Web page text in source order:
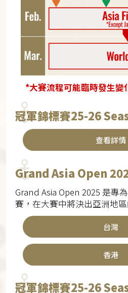
*大賽流程可能臨時發生變
冠軍錦標賽25-26
查看詳情
Grand Asia Open
Grand Asia Open 2025 是專
賽，在大賽中將決出亞洲地
台灣
香港
冠軍錦標賽25-26